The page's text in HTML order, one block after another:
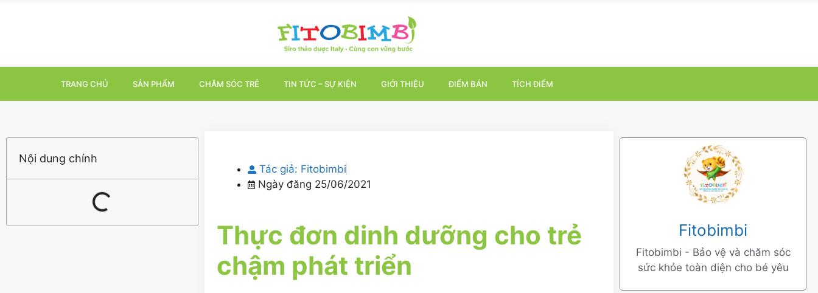
TRANG CHỦ SẢN PHẨM CHĂM SÓC TRẺ TIN TỨC – SỰ KIỆN GIỚI THIỆU ĐIỂM BÁN TÍCH ĐIỂM
Nội dung chính
Tác giả: Fitobimbi
Ngày đăng 25/06/2021
Thực đơn dinh dưỡng cho trẻ
chậm phát triển
Fitobimbi
Fitobimbi - Bảo vệ và chăm sóc
sức khỏe toàn diện cho bé yêu